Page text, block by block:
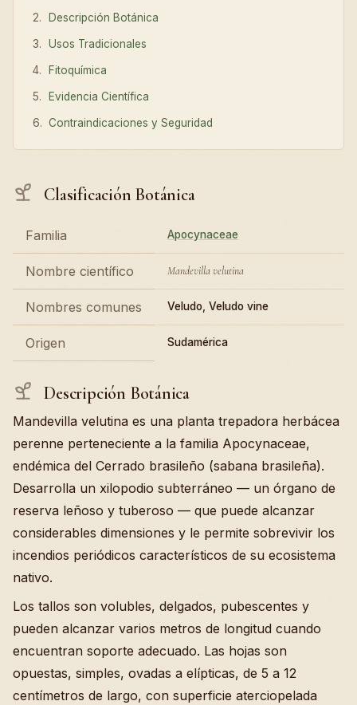
Descripción Botánica
Usos Tradicionales
Fitoquímica
Evidencia Científica
Contraindicaciones y Seguridad
Clasificación Botánica
Familia Apocynaceae
Nombre científico Mandevilla velutina
Nombres comunes Veludo, Veludo vine
Origen Sudamérica
Descripción Botánica
Mandevilla velutina es una planta trepadora herbácea
perenne perteneciente a la familia Apocynaceae,
endémica del Cerrado brasileño (sabana brasileña).
Desarrolla un xilopodio subterráneo — un órgano de
reserva leñoso y tuberoso — que puede alcanzar
considerables dimensiones y le permite sobrevivir los
incendios periódicos característicos de su ecosistema
nativo.
Los tallos son volubles, delgados, pubescentes y
pueden alcanzar varios metros de longitud cuando
encuentran soporte adecuado. Las hojas son
opuestas, simples, ovadas a elípticas, de 5 a 12
centímetros de largo, con superficie aterciopelada